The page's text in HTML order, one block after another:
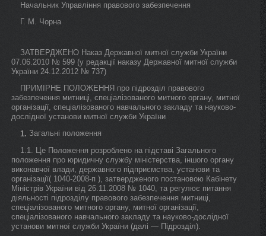
Начальник Управління правового забезпечення
Г. М. Чорна
ЗАТВЕРДЖЕНО Наказ Державної митної служби України
07.06.2010 № 599 (у редакції наказу Державної митної служби
України 24.12.2012 № 737)
ПРИМІРНЕ ПОЛОЖЕННЯ про підрозділ правового
забезпечення митниці, спеціалізованого митного органу, митної
організації, спеціалізованого навчального закладу та науково-
дослідної установи митної служби України
1. Загальні положення
1.1. Це Положення розроблено на підставі Загального
положення про юридичну службу міністерства, іншого органу
виконавчої влади, державного підприємства, установи та
організації( 1040-2008-п ), затвердженого постановою Кабінету
Міністрів України від 26.11.2008 № 1040, та регулює питання
діяльності підрозділу правового забезпечення митниці,
спеціалізованого митного органу, митної організації,
спеціалізованого навчального закладу та науково-дослідної
установи митної служби України (далі — Підрозділ).